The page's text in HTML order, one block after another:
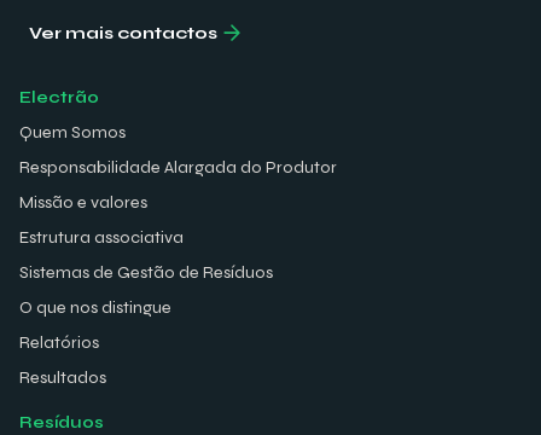
Ver mais contactos
Electrão
Quem Somos
Responsabilidade Alargada do Produtor
Missão e valores
Estrutura associativa
Sistemas de Gestão de Resíduos
O que nos distingue
Relatórios
Resultados
Resíduos